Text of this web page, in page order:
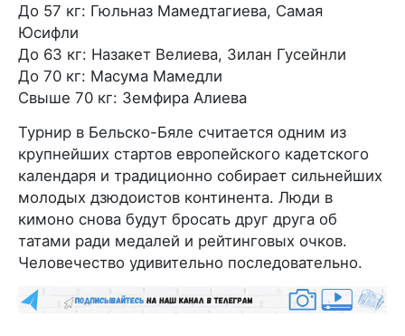
До 57 кг: Гюльназ Мамедтагиева, Самая
Юсифли
До 63 кг: Назакет Велиева, Зилан Гусейнли
До 70 кг: Масума Мамедли
Свыше 70 кг: Земфира Алиева
Турнир в Бельско-Бяле считается одним из
крупнейших стартов европейского кадетского
календаря и традиционно собирает сильнейших
молодых дзюдоистов континента. Люди в
кимоно снова будут бросать друг друга об
татами ради медалей и рейтинговых очков.
Человечество удивительно последовательно.